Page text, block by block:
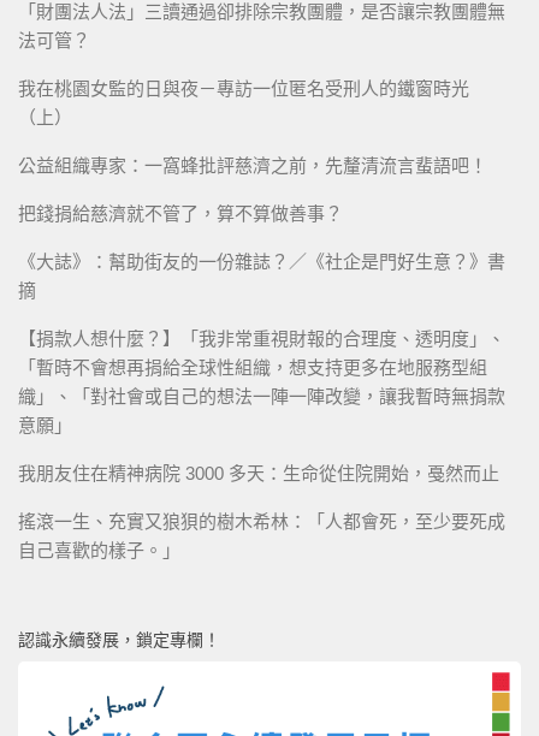
「財團法人法」三讀通過卻排除宗教團體，是否讓宗教團體無
法可管？
我在桃園女監的日與夜－專訪一位匿名受刑人的鐵窗時光
（上）
公益組織專家：一窩蜂批評慈濟之前，先釐清流言蜚語吧！
把錢捐給慈濟就不管了，算不算做善事？
《大誌》：幫助街友的一份雜誌？／《社企是門好生意？》書
摘
【捐款人想什麼？】「我非常重視財報的合理度、透明度」、
「暫時不會想再捐給全球性組織，想支持更多在地服務型組
織」、「對社會或自己的想法一陣一陣改變，讓我暫時無捐款
意願」
我朋友住在精神病院 3000 多天：生命從住院開始，戞然而止
搖滾一生、充實又狼狽的樹木希林：「人都會死，至少要死成
自己喜歡的樣子。」
認識永續發展，鎖定專欄！